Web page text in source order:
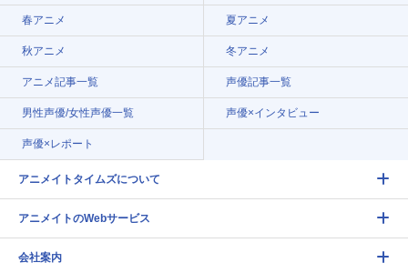
春アニメ 夏アニメ
秋アニメ 冬アニメ
アニメ記事一覧 声優記事一覧
男性声優/女性声優一覧 声優×インタビュー
声優×レポート
アニメイトタイムズについて
アニメイトのWebサービス
会社案内